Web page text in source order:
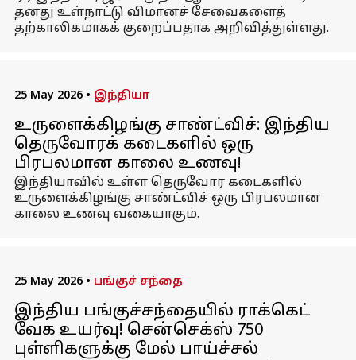
தனது உள்நாட்டு விமானச் சேவைகளைத்
தற்காலிகமாகக் குறைப்பதாக அறிவித்துள்ளது.
25 May 2026 • இந்தியா
உருளைக்கிழங்கு சாண்ட்விச்: இந்திய
தெருவோரக் கடைகளில் ஒரு
பிரபலமான காலை உணவு!
இந்தியாவில் உள்ள தெருவோர கடைகளில்
உருளைக்கிழங்கு சாண்ட்விச் ஒரு பிரபலமான
காலை உணவு வகையாகும்.
25 May 2026 • பங்குச் சந்தை
இந்திய பங்குச்சந்தையில் ராக்கெட்
வேக உயர்வு! சென்செக்ஸ் 750
புள்ளிகளுக்கு மேல் பாய்ச்சல்